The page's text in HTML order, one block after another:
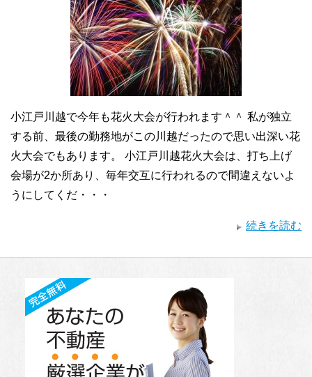
小江戸川越で今年も花火大会が行われます＾＾ 私が独立
する前、最後の勤務地がこの川越だったので思い出深い花
火大会でもあります。 小江戸川越花火大会は、打ち上げ
会場が2か所あり、毎年交互に行われるので間違えないよ
うにしてくだ・・・
続きを読む